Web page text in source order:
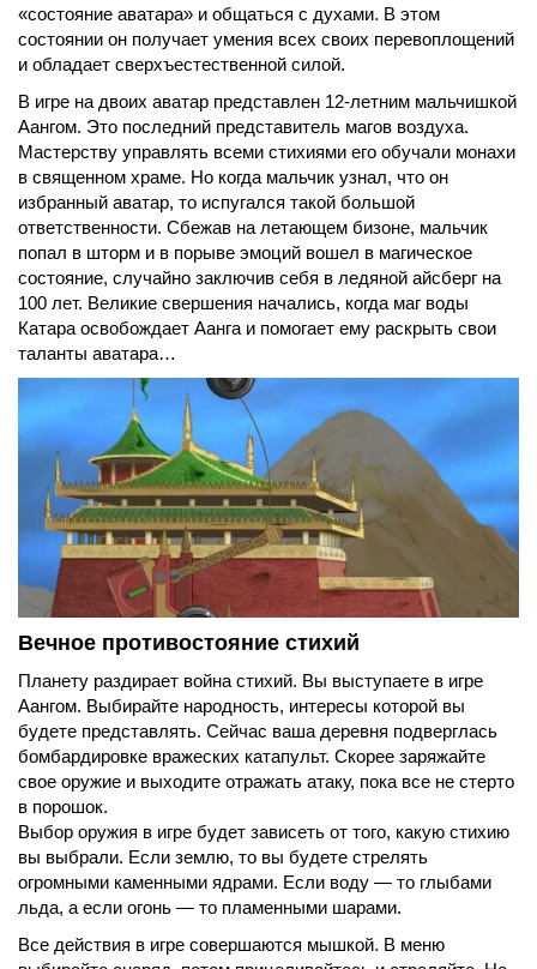
«состояние аватара» и общаться с духами. В этом
состоянии он получает умения всех своих перевоплощений
и обладает сверхъестественной силой.
В игре на двоих аватар представлен 12-летним мальчишкой
Аангом. Это последний представитель магов воздуха.
Мастерству управлять всеми стихиями его обучали монахи
в священном храме. Но когда мальчик узнал, что он
избранный аватар, то испугался такой большой
ответственности. Сбежав на летающем бизоне, мальчик
попал в шторм и в порыве эмоций вошел в магическое
состояние, случайно заключив себя в ледяной айсберг на
100 лет. Великие свершения начались, когда маг воды
Катара освобождает Аанга и помогает ему раскрыть свои
таланты аватара…
Вечное противостояние стихий
Планету раздирает война стихий. Вы выступаете в игре
Аангом. Выбирайте народность, интересы которой вы
будете представлять. Сейчас ваша деревня подверглась
бомбардировке вражеских катапульт. Скорее заряжайте
свое оружие и выходите отражать атаку, пока все не стерто
в порошок.
Выбор оружия в игре будет зависеть от того, какую стихию
вы выбрали. Если землю, то вы будете стрелять
огромными каменными ядрами. Если воду — то глыбами
льда, а если огонь — то пламенными шарами.
Все действия в игре совершаются мышкой. В меню